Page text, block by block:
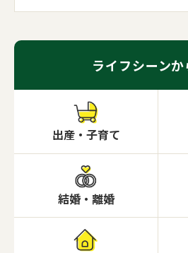
ライフシーン
出産・子育て
結婚・離婚